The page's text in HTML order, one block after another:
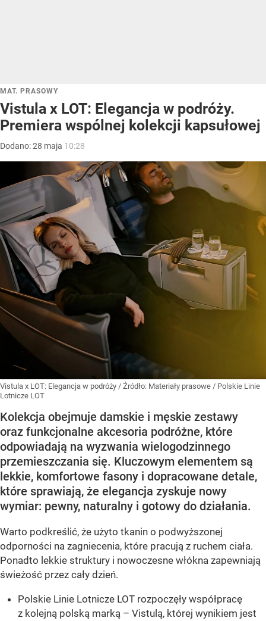
MAT. PRASOWY
Vistula x LOT: Elegancja w podróży.
Premiera wspólnej kolekcji kapsułowej
Dodano:28 maja 10:28
Vistula x LOT: Elegancja w podróży / Źródło: Materiały prasowe / Polskie Linie
Lotnicze LOT
Kolekcja obejmuje damskie i męskie zestawy
oraz funkcjonalne akcesoria podróżne, które
odpowiadają na wyzwania wielogodzinnego
przemieszczania się. Kluczowym elementem są
lekkie, komfortowe fasony i dopracowane detale,
które sprawiają, że elegancja zyskuje nowy
wymiar: pewny, naturalny i gotowy do działania.
Warto podkreślić, że użyto tkanin o podwyższonej
odporności na zagniecenia, które pracują z ruchem ciała.
Ponadto lekkie struktury i nowoczesne włókna zapewniają
świeżość przez cały dzień.
Polskie Linie Lotnicze LOT rozpoczęły współpracę
z kolejną polską marką – Vistulą, której wynikiem jest